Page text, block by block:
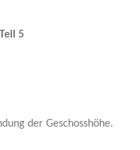
5
der Geschosshöhe.